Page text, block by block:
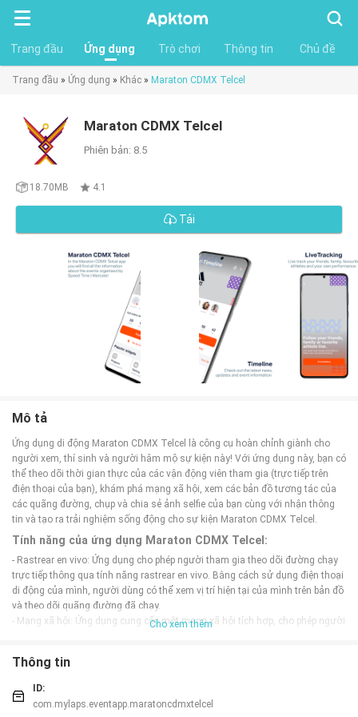
Tìm
kiếm
Trang đầu
Ứng dụng Trò chơi Thông tin Chủ đề
Trang đầu » Ứng dụng » Khác » Maraton CDMX Telcel
Maraton CDMX Telcel
Phiên bản: 8.5
18.70MB 4.1
Tải
Mô tả
Ứng dụng di động Maraton CDMX Telcel là công cụ hoàn chỉnh giành cho
người xem, thí sinh và người hâm mộ sự kiện này! Với ứng dụng này, bạn có
thể theo dõi thời gian thực của các vận động viên tham gia (trực tiếp trên
điện thoại của bạn), khám phá mạng xã hội, xem các bản đồ tương tác của
các quãng đường, chụp và chia sẻ ảnh selfie của bạn cùng với nhận thông
tin và tạo ra trải nghiệm sống động cho sự kiện Maraton CDMX Telcel.
Tính năng của ứng dụng Maraton CDMX Telcel:
- Rastrear en vivo: Ứng dụng cho phép người tham gia theo dõi đường chạy
trực tiếp thông qua tính năng rastrear en vivo. Bằng cách sử dụng điện thoại
di động của mình, người dùng có thể xem vị trí hiện tại của mình trên bản đồ
và theo dõi quãng đường đã chạy.
- Mạng xã hội: Ứng dụng cung cấp một mạng xã hội tích hợp, cho phép người
kiện.
- Ver bản đồ tương tác de los cursos: Ứng dụng có tính năng bản đồ tương
tác, giúp người dùng khám phá dễ dàng các khóa học và lộ trình của sự kiện.
Người dùng có thể xem thông tin chi tiết về từng khóa học và tạo lịch trình
Cho xem thêm
Thông tin
ID:
com.mylaps.eventapp.maratoncdmxtelcel